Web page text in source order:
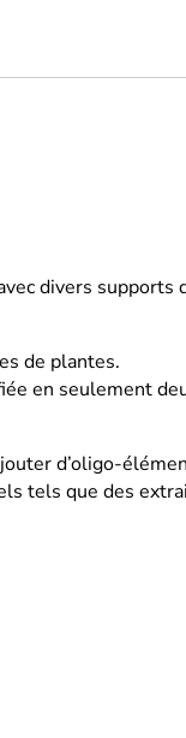
divers supports
de plantes.
en seulement
d’oligo-
tels que des